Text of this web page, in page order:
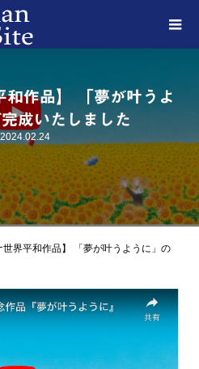
和作品】 「夢が叶うよ
成いたしました
2024.02.24
世界平和作品】 「夢が叶うように」の